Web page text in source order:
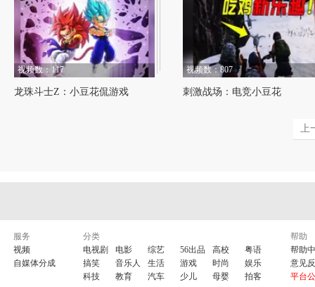
自
媒
体
视频数：117
龙珠斗士Z：小豆花侃游戏
视频数：807
刺激战场：电竞小豆花
上
服务
视频
自媒体分成
分类
电视剧
电影 综艺 56出品 高校
粤语
搞笑
音乐人 生活 游戏 时尚
娱乐
科技
教育 汽车 少儿 母婴 拍客
帮助
帮助
意见
平台